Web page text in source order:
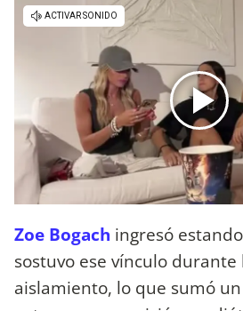
Zoe Bogach ingresó
sostuvo ese vínculo
aislamiento, lo que sumó